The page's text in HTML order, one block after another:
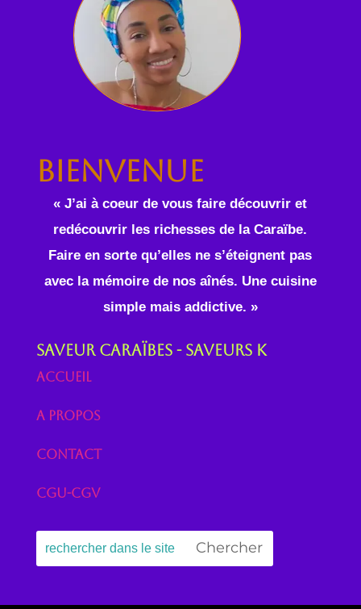
Bienvenue
« J’ai à coeur de vous faire découvrir et
redécouvrir les richesses de la Caraïbe.
Faire en sorte qu’elles ne s’éteignent pas
avec la mémoire de nos aînés. Une cuisine
simple mais addictive. »
Saveur Caraïbes - Saveurs K
Accueil
A propos
Contact
CGU-CGV